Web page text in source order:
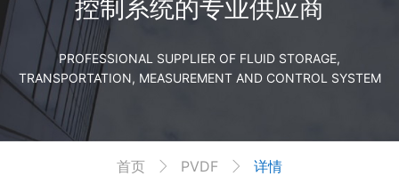
控制系统的专业供应商
PROFESSIONAL SUPPLIER OF FLUID STORAGE,
TRANSPORTATION, MEASUREMENT AND CONTROL SYSTEM
首页  PVDF  详情